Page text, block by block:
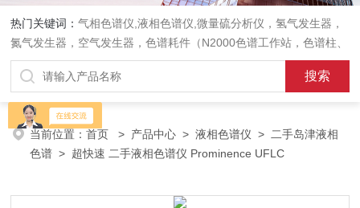
热门关键词：气相色谱仪,液相色谱仪,微量硫分析仪，氢气发生器，
氮气发生器，空气发生器，色谱耗件（N2000色谱工作站，色谱柱、
阀件、进样器、色谱担体），顶空进样器，热解析仪，紫外分光光度
计，原子吸收分光光度计，傅立叶红外光谱仪，分析天平等常规实验
室产品。
当前位置：首页 > 产品中心 >液相色谱仪 > 二手岛津液相
色谱 > 超快速 二手液相色谱仪 Prominence UFLC